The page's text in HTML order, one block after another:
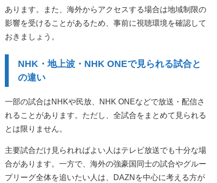
あります。また、海外からアクセスする場合は地域制限の
影響を受けることがあるため、事前に視聴環境を確認して
おきましょう。
NHK・地上波・NHK ONEで見られる試合と
の違い
一部の試合はNHKや民放、NHK ONEなどで放送・配信さ
れることがあります。ただし、全試合をまとめて見られる
とは限りません。
主要試合だけ見られればよい人はテレビ放送でも十分な場
合があります。一方で、海外の強豪国同士の試合やグルー
プリーグ全体を追いたい人は、DAZNを中心に考える方が